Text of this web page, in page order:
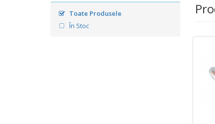
Toate Produsele
În Stoc